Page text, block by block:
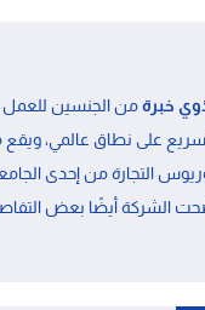
خبرة
على نطاق عالمي، ويقع
التجارة من إحدى
الشركة أيضًا بعض